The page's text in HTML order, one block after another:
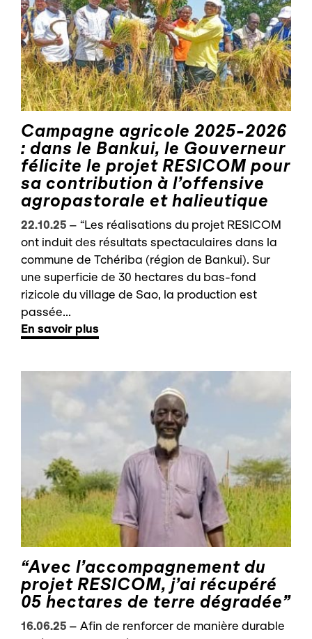
Campagne agricole 2025-2026
: dans le Bankui, le Gouverneur
félicite le projet RESICOM pour
sa contribution à l’offensive
agropastorale et halieutique
22.10.25 – “Les réalisations du projet RESICOM
ont induit des résultats spectaculaires dans la
commune de Tchériba (région de Bankui). Sur
une superficie de 30 hectares du bas-fond
rizicole du village de Sao, la production est
passée...
En savoir plus
“Avec l’accompagnement du
projet RESICOM, j’ai récupéré
05 hectares de terre dégradée”
16.06.25 – Afin de renforcer de manière durable